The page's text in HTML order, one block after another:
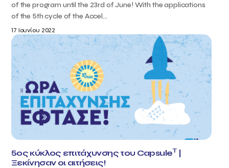
of the program until the 23rd of June! With the applications
of the 5th cycle of the Accel...
17 Ιουνίου 2022
5ος κύκλος επιτάχυνσης του CapsuleT|
Ξεκίνησαν οι αιτήσεις!